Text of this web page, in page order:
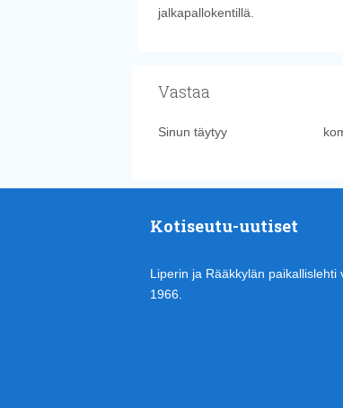
jalkapallokentillä.
Vastaa
Sinun täytyy
Kotiseutu-uutiset
Liperin ja Rääkkylän paikallislehti
1966.